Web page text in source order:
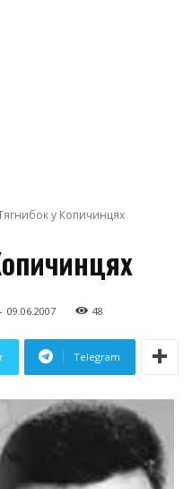
у Копичинцях
09.06.2007 48
Telegram